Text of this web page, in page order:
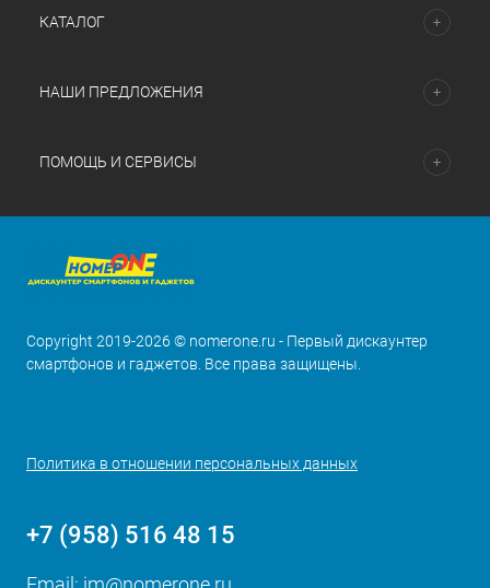
КАТАЛОГ
НАШИ ПРЕДЛОЖЕНИЯ
ПОМОЩЬ И СЕРВИСЫ
Copyright 2019-2026 © nomerone.ru - Первый дискаунтер
смартфонов и гаджетов. Все права защищены.
Политика в отношении персональных данных
+7 (958) 516 48 15